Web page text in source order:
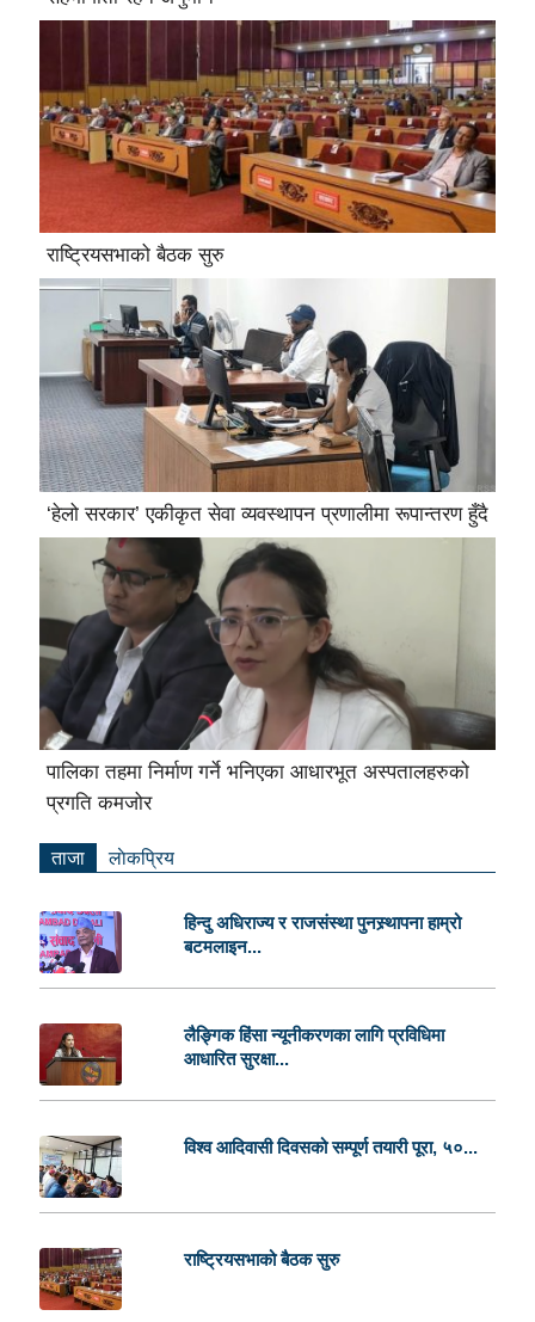
राष्ट्रियसभाको बैठक सुरु
‘हेलो सरकार’ एकीकृत सेवा व्यवस्थापन प्रणालीमा रूपान्तरण हुँदै
पालिका तहमा निर्माण गर्ने भनिएका आधारभूत अस्पतालहरुको
प्रगति कमजोर
ताजा लाेकप्रिय
हिन्दु अधिराज्य र राजसंस्था पुनस्र्थापना हाम्रो
बटमलाइन...
लैङ्गिक हिंसा न्यूनीकरणका लागि प्रविधिमा
आधारित सुरक्षा...
विश्व आदिवासी दिवसको सम्पूर्ण तयारी पूरा, ५०...
राष्ट्रियसभाको बैठक सुरु